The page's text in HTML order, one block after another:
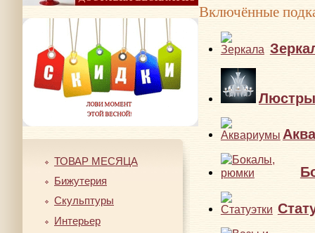
ТОВАР МЕСЯЦА
Бижутерия
Скульптуры
Интерьер
Включённые
Люстры